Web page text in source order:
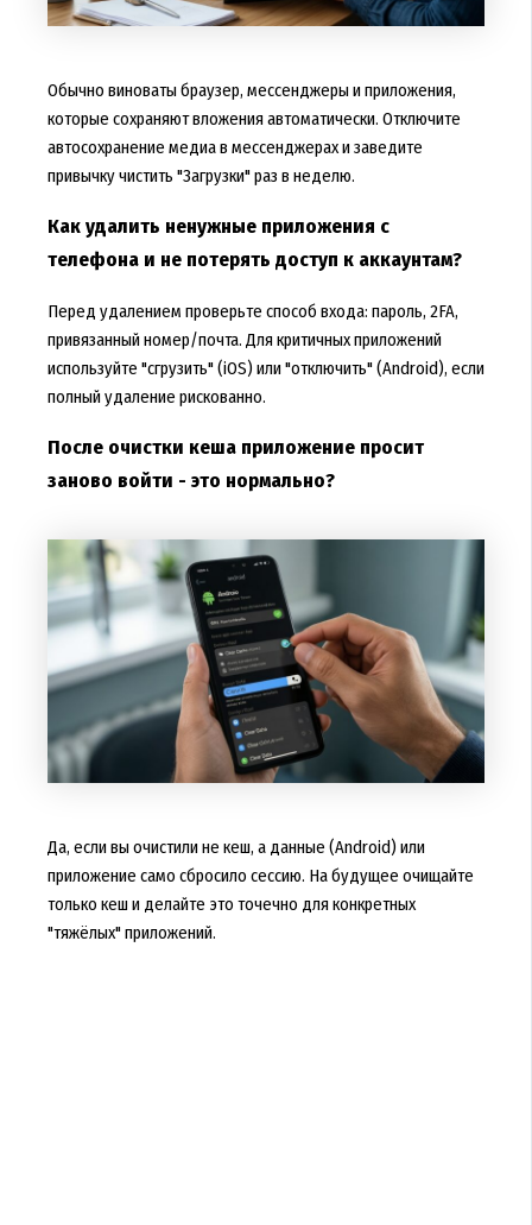
Обычно виноваты браузер, мессенджеры и приложения,
которые сохраняют вложения автоматически. Отключите
автосохранение медиа в мессенджерах и заведите
привычку чистить "Загрузки" раз в неделю.
Как удалить ненужные приложения с
телефона и не потерять доступ к аккаунтам?
Перед удалением проверьте способ входа: пароль, 2FA,
привязанный номер/почта. Для критичных приложений
используйте "сгрузить" (iOS) или "отключить" (Android), если
полный удаление рискованно.
После очистки кеша приложение просит
заново войти - это нормально?
Да, если вы очистили не кеш, а данные (Android) или
приложение само сбросило сессию. На будущее очищайте
только кеш и делайте это точечно для конкретных
"тяжёлых" приложений.